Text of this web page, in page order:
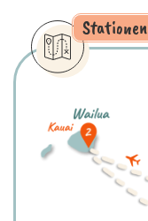
Stationen